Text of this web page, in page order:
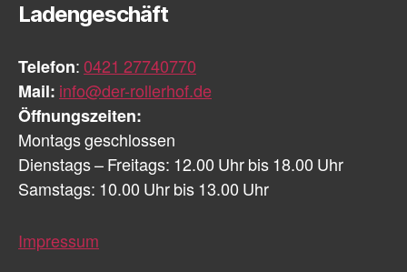
Ladengeschäft
Telefon: 0421 27740770
Mail: info@der-rollerhof.de
Öffnungszeiten:
Montags geschlossen
Dienstags – Freitags: 12.00 Uhr bis 18.00 Uhr
Samstags: 10.00 Uhr bis 13.00 Uhr
Impressum